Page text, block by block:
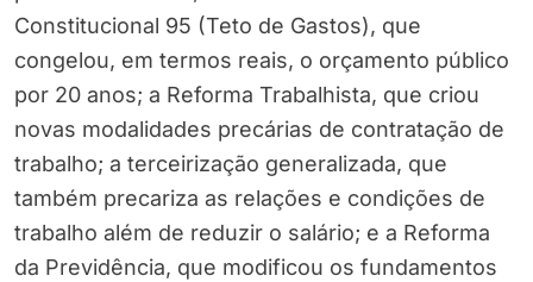
Constitucional 95 (Teto de Gastos), que
congelou, em termos reais, o orçamento público
por 20 anos; a Reforma Trabalhista, que criou
novas modalidades precárias de contratação de
trabalho; a terceirização generalizada, que
também precariza as relações e condições de
trabalho além de reduzir o salário; e a Reforma
da Previdência, que modificou os fundamentos